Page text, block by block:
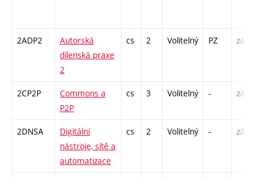
2ADP2
Autorská
dílenská praxe
2
cs 2 Volitelný PZ zá
2CP2P
Commons a
P2P
cs 3 Volitelný - zá
2DNSA
Digitální
nástroje, sítě a
automatizace
cs 2 Volitelný - zá